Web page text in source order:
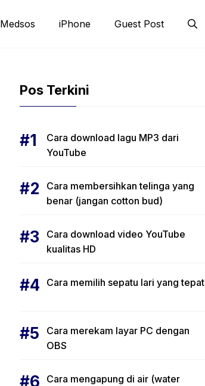
Medsos iPhone Guest Post
Pos Terkini
Cara download lagu MP3 dari
YouTube
Cara membersihkan telinga yang
benar (jangan cotton bud)
Cara download video YouTube
kualitas HD
Cara memilih sepatu lari yang tepat
Cara merekam layar PC dengan
OBS
Cara mengapung di air (water